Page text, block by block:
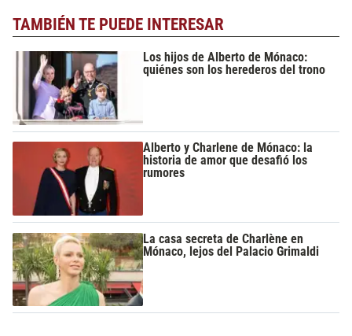
TAMBIÉN TE PUEDE INTERESAR
Los hijos de Alberto de Mónaco:
quiénes son los herederos del trono
Alberto y Charlene de Mónaco: la
historia de amor que desafió los
rumores
La casa secreta de Charlène en
Mónaco, lejos del Palacio Grimaldi